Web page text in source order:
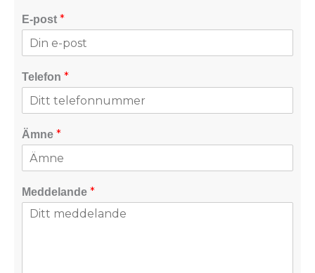
E-post *
Telefon *
Ämne *
Meddelande *